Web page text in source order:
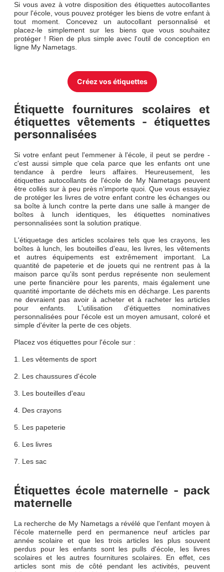
Si vous avez à votre disposition des étiquettes autocollantes
pour l'école, vous pouvez protéger les biens de votre enfant à
tout moment. Concevez un autocollant personnalisé et
placez-le simplement sur les biens que vous souhaitez
protéger ! Rien de plus simple avec l'outil de conception en
ligne My Nametags.
Créez vos étiquettes
Étiquette fournitures scolaires et
étiquettes vêtements - étiquettes
personnalisées
Si votre enfant peut l'emmener à l'école, il peut se perdre -
c'est aussi simple que cela parce que les enfants ont une
tendance à perdre leurs affaires. Heureusement, les
étiquettes autocollants de l'école de My Nametags peuvent
être collés sur à peu près n'importe quoi. Que vous essayiez
de protéger les livres de votre enfant contre les échanges ou
sa boîte à lunch contre la perte dans une salle à manger de
boîtes à lunch identiques, les étiquettes nominatives
personnalisées sont la solution pratique.
L'étiquetage des articles scolaires tels que les crayons, les
boîtes à lunch, les bouteilles d'eau, les livres, les vêtements
et autres équipements est extrêmement important. La
quantité de papeterie et de jouets qui ne rentrent pas à la
maison parce qu'ils sont perdus représente non seulement
une perte financière pour les parents, mais également une
quantité importante de déchets mis en décharge. Les parents
ne devraient pas avoir à acheter et à racheter les articles
pour enfants. L'utilisation d'étiquettes nominatives
personnalisées pour l'école est un moyen amusant, coloré et
simple d'éviter la perte de ces objets.
Placez vos étiquettes pour l'école sur :
1. Les vêtements de sport
2. Les chaussures d'école
3. Les bouteilles d'eau
4. Des crayons
5. Les papeterie
6. Les livres
7. Les sac
Étiquettes école maternelle - pack
maternelle
La recherche de My Nametags a révélé que l'enfant moyen à
l'école maternelle perd en permanence neuf articles par
année scolaire et que les trois articles les plus souvent
perdus pour les enfants sont les pulls d'école, les livres
scolaires et les autres fournitures scolaires. En effet, ces
articles sont mis de côté pendant les activités, peuvent